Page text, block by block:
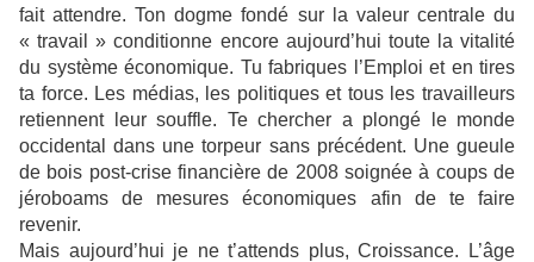
fait attendre. Ton dogme fondé sur la valeur centrale du
« travail » conditionne encore aujourd’hui toute la vitalité
du système économique. Tu fabriques l’Emploi et en tires
ta force. Les médias, les politiques et tous les travailleurs
retiennent leur souffle. Te chercher a plongé le monde
occidental dans une torpeur sans précédent. Une gueule
de bois post-crise financière de 2008 soignée à coups de
jéroboams de mesures économiques afin de te faire
revenir.
Mais aujourd’hui je ne t’attends plus, Croissance. L’âge